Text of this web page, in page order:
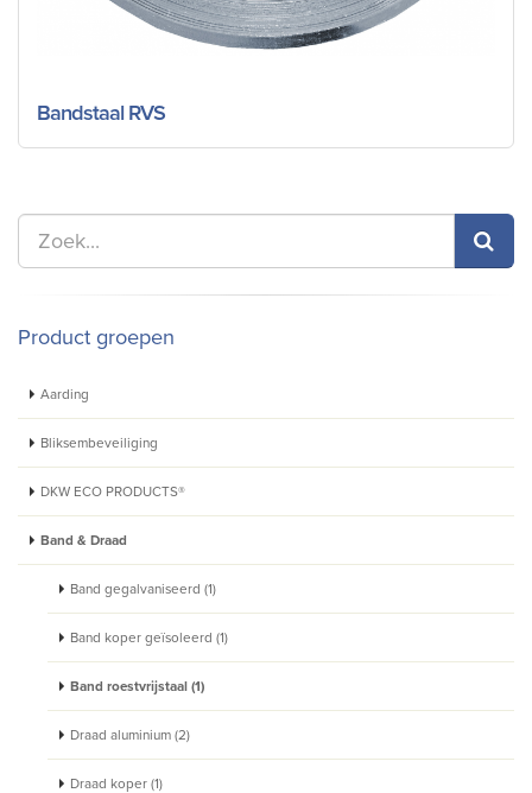
Bandstaal RVS
Product groepen
Aarding
Bliksembeveiliging
DKW ECO PRODUCTS®
Band & Draad
Band gegalvaniseerd (1)
Band koper geïsoleerd (1)
Band roestvrijstaal (1)
Draad aluminium (2)
Draad koper (1)